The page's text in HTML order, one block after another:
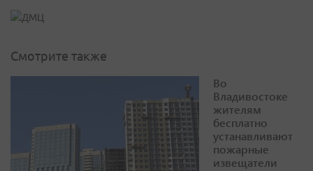
Смотрите также
Во
Владивостоке
жителям
бесплатно
устанавливают
пожарные
извещатели